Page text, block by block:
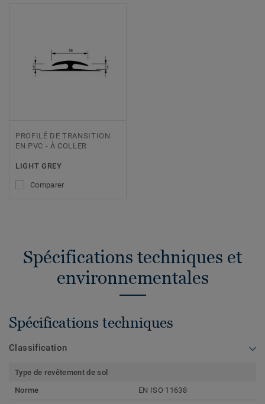
PROFILÉ DE TRANSITION
EN PVC - À COLLER
LIGHT GREY
Comparer
Spécifications techniques et
environnementales
Spécifications techniques
Classification
Type de revêtement de sol
Norme
EN ISO 11638